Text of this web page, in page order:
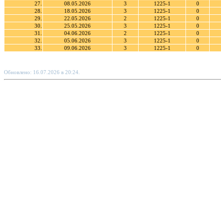
27.
08.05.2026 3 1225-1
0
28.
18.05.2026 3 1225-1
0
29.
22.05.2026 2 1225-1
0
30.
25.05.2026 3 1225-1
0
31.
04.06.2026 2 1225-1
0
32.
05.06.2026 3 1225-1
0
33.
09.06.2026 3 1225-1 0
Обновлено: 16.07.2026 в 20:24.